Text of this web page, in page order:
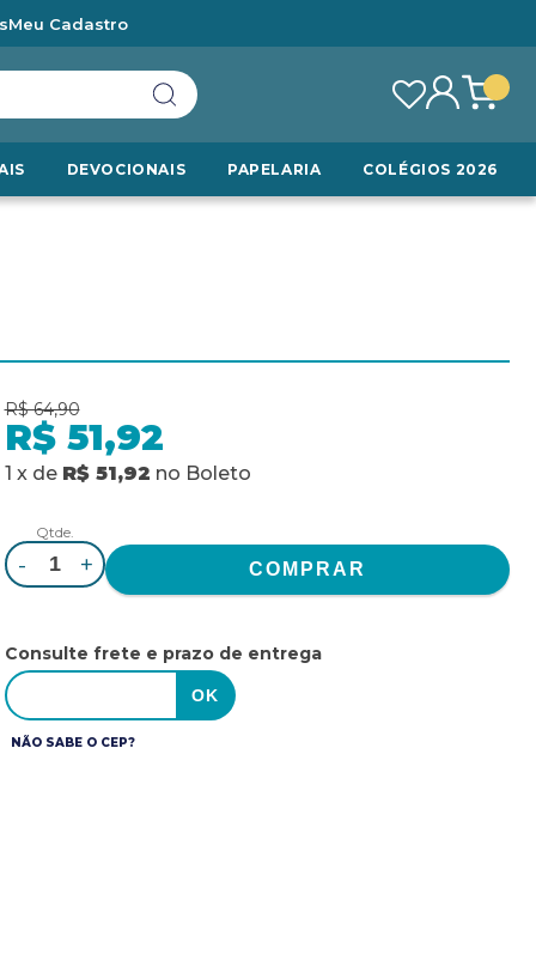
Meu Cadastro
DEVOCIONAIS PAPELARIA COLÉGIOS 2026
R$ 64,90
R$ 51,92
1 x de R$ 51,92 no Boleto
Qtde.
- +
Consulte frete e prazo de entrega
NÃO SABE O CEP?